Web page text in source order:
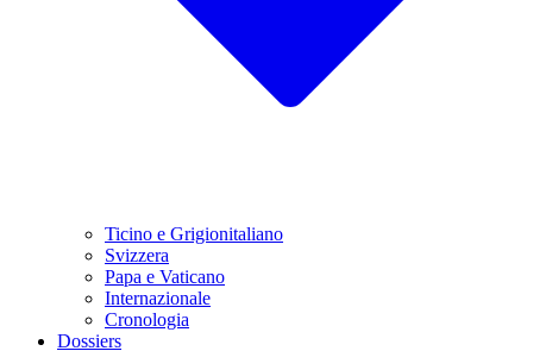
Ticino e Grigionitaliano
Svizzera
Papa e Vaticano
Internazionale
Cronologia
Dossiers